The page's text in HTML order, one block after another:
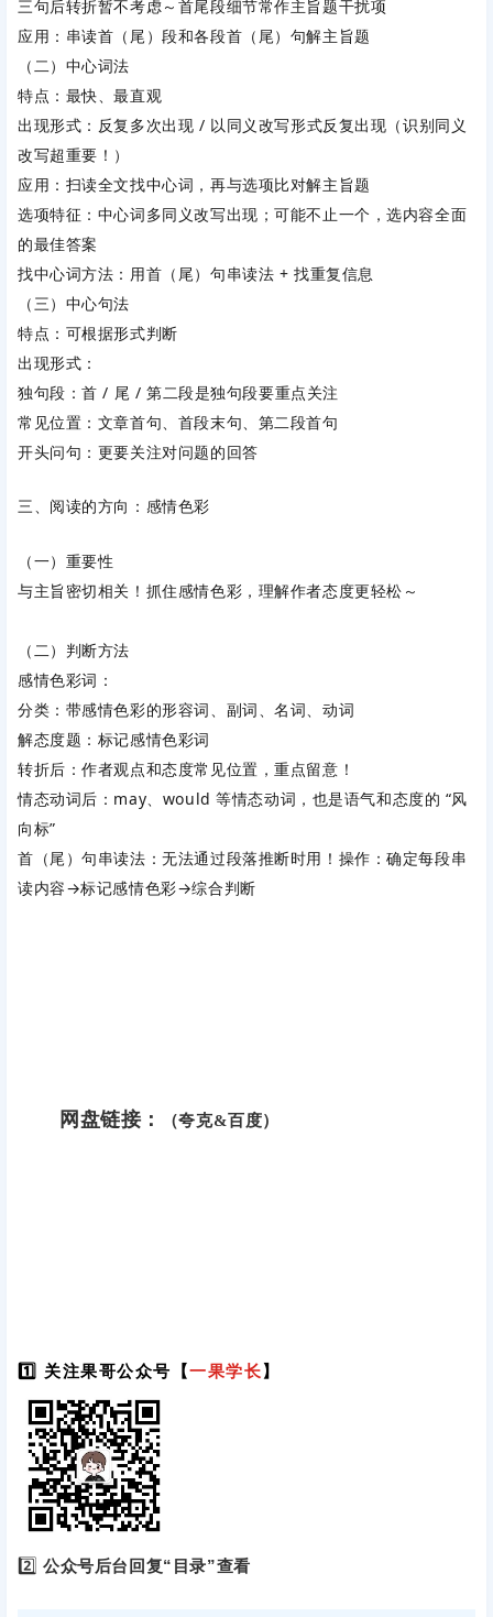
三句后转折暂不考虑～首尾段细节常作主旨题干扰项
应用：串读首（尾）段和各段首（尾）句解主旨题
（二）中心词法
特点：最快、最直观
出现形式：反复多次出现 / 以同义改写形式反复出现（识别同义
改写超重要！）
应用：扫读全文找中心词，再与选项比对解主旨题
选项特征：中心词多同义改写出现；可能不止一个，选内容全面
的最佳答案
找中心词方法：用首（尾）句串读法 + 找重复信息
（三）中心句法
特点：可根据形式判断
出现形式：
独句段：首 / 尾 / 第二段是独句段要重点关注
常见位置：文章首句、首段末句、第二段首句
开头问句：更要关注对问题的回答
三、阅读的方向：感情色彩
（一）重要性
与主旨密切相关！抓住感情色彩，理解作者态度更轻松～
（二）判断方法
感情色彩词：
分类：带感情色彩的形容词、副词、名词、动词
解态度题：标记感情色彩词
转折后：作者观点和态度常见位置，重点留意！
情态动词后：may、would 等情态动词，也是语气和态度的 “风
向标”
首（尾）句串读法：无法通过段落推断时用！操作：确定每段串
读内容→标记感情色彩→综合判断
网盘链接： （夸克&百度）
1️⃣ 关注果哥公众号【一果学长】
2️⃣公众号后台回复“目录”查看